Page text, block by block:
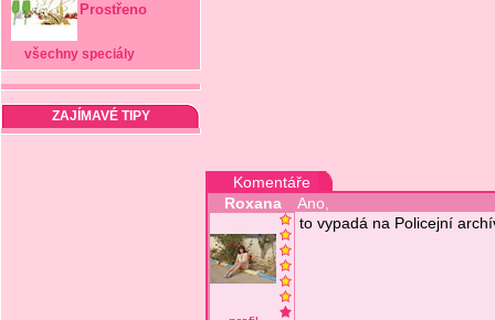
Prostřeno
všechny speciály
ZAJÍMAVÉ TIPY
Komentáře
Roxana
Ano,
to vypadá na Policejní